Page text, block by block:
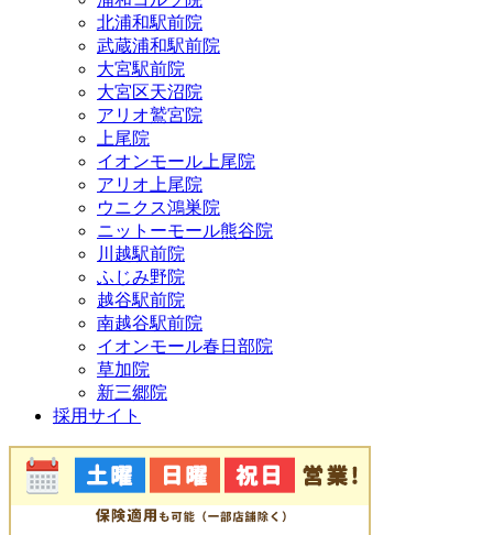
北浦和駅前院
武蔵浦和駅前院
大宮駅前院
大宮区天沼院
アリオ鷲宮院
上尾院
イオンモール上尾院
アリオ上尾院
ウニクス鴻巣院
ニットーモール熊谷院
川越駅前院
ふじみ野院
越谷駅前院
南越谷駅前院
イオンモール春日部院
草加院
新三郷院
採用サイト